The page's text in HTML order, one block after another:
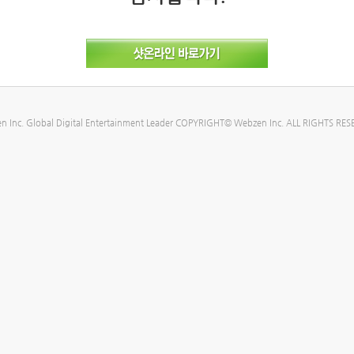
Inc. Global Digital Entertainment Leader COPYRIGHT© Webzen Inc. ALL RIGHTS